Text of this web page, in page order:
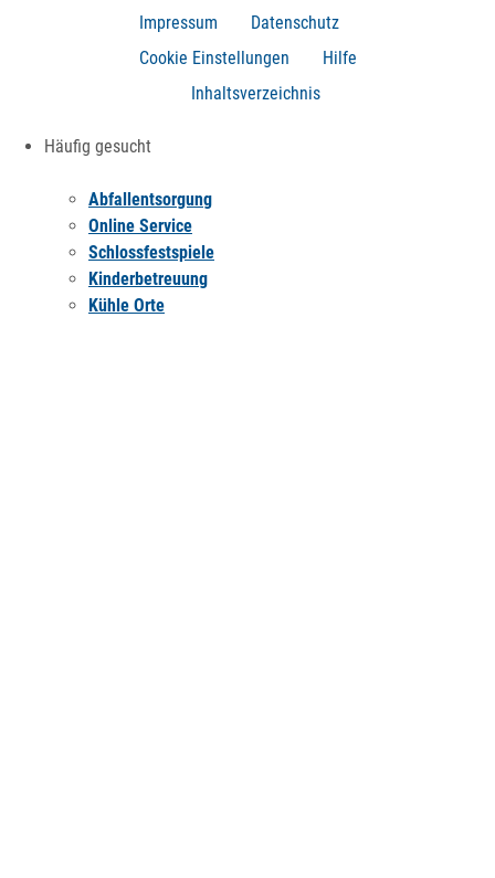
Impressum
Datenschutz
Cookie Einstellungen
Hilfe
Inhaltsverzeichnis
Häufig gesucht
Abfallentsorgung
Online Service
Schlossfestspiele
Kinderbetreuung
Kühle Orte